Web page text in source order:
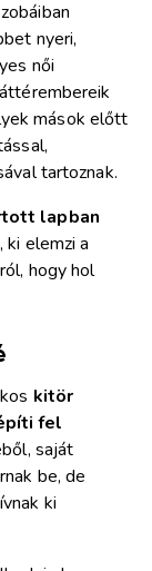
nyeri,
női
mások előtt
tartoznak.
lapban
ki elemzi a
hogy hol
kitör
fel
saját
be, de
ki